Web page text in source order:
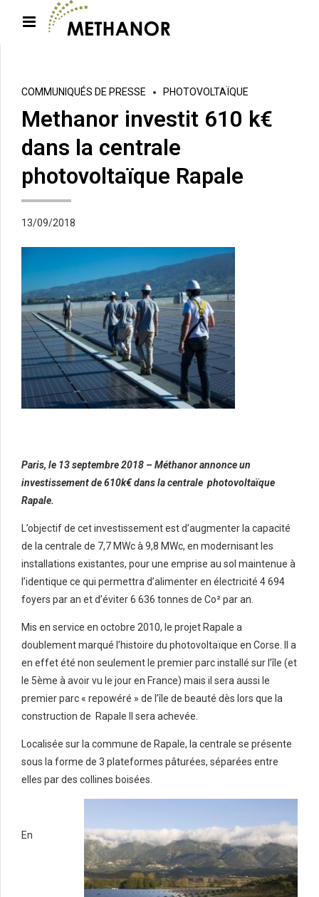
COMMUNIQUÉS DE PRESSE PHOTOVOLTAÏQUE
Methanor investit 610 k€
dans la centrale
photovoltaïque Rapale
13/09/2018
Paris, le 13 septembre 2018 – Méthanor annonce un
investissement de 610k€ dans la centrale photovoltaïque
Rapale.
L’objectif de cet investissement est d’augmenter la capacité
de la centrale de 7,7 MWc à 9,8 MWc, en modernisant les
installations existantes, pour une emprise au sol maintenue à
l’identique ce qui permettra d’alimenter en électricité 4 694
foyers par an et d’éviter 6 636 tonnes de Co² par an.
Mis en service en octobre 2010, le projet Rapale a
doublement marqué l’histoire du photovoltaïque en Corse. Il a
en effet été non seulement le premier parc installé sur l’île (et
le 5ème à avoir vu le jour en France) mais il sera aussi le
premier parc « repowéré » de l’île de beauté dès lors que la
construction de Rapale II sera achevée.
Localisée sur la commune de Rapale, la centrale se présente
sous la forme de 3 plateformes pâturées, séparées entre
elles par des collines boisées.
En